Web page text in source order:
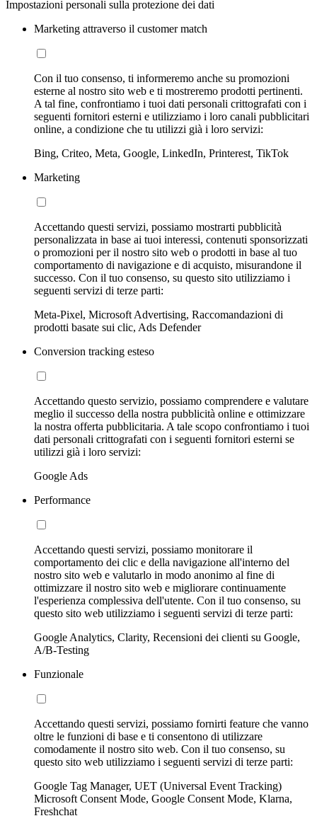
Impostazioni personali sulla protezione dei dati
Marketing attraverso il customer match
Con il tuo consenso, ti informeremo anche su promozioni
esterne al nostro sito web e ti mostreremo prodotti pertinenti.
A tal fine, confrontiamo i tuoi dati personali crittografati con i
seguenti fornitori esterni e utilizziamo i loro canali pubblicitari
online, a condizione che tu utilizzi già i loro servizi:
Bing, Criteo, Meta, Google, LinkedIn, Printerest, TikTok
Marketing
Accettando questi servizi, possiamo mostrarti pubblicità
personalizzata in base ai tuoi interessi, contenuti sponsorizzati
o promozioni per il nostro sito web o prodotti in base al tuo
comportamento di navigazione e di acquisto, misurandone il
successo. Con il tuo consenso, su questo sito utilizziamo i
seguenti servizi di terze parti:
Meta-Pixel, Microsoft Advertising, Raccomandazioni di
prodotti basate sui clic, Ads Defender
Conversion tracking esteso
Accettando questo servizio, possiamo comprendere e valutare
meglio il successo della nostra pubblicità online e ottimizzare
la nostra offerta pubblicitaria. A tale scopo confrontiamo i tuoi
dati personali crittografati con i seguenti fornitori esterni se
utilizzi già i loro servizi:
Google Ads
Performance
Accettando questi servizi, possiamo monitorare il
comportamento dei clic e della navigazione all'interno del
nostro sito web e valutarlo in modo anonimo al fine di
ottimizzare il nostro sito web e migliorare continuamente
l'esperienza complessiva dell'utente. Con il tuo consenso, su
questo sito web utilizziamo i seguenti servizi di terze parti:
Google Analytics, Clarity, Recensioni dei clienti su Google,
A/B-Testing
Funzionale
Accettando questi servizi, possiamo fornirti feature che vanno
oltre le funzioni di base e ti consentono di utilizzare
comodamente il nostro sito web. Con il tuo consenso, su
questo sito web utilizziamo i seguenti servizi di terze parti:
Google Tag Manager, UET (Universal Event Tracking)
Microsoft Consent Mode, Google Consent Mode, Klarna,
Freshchat